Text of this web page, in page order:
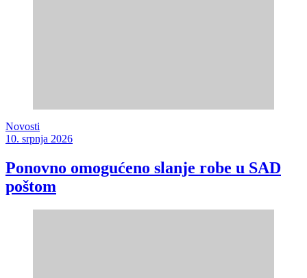
Novosti
10. srpnja 2026
Ponovno omogućeno slanje robe u SAD
poštom